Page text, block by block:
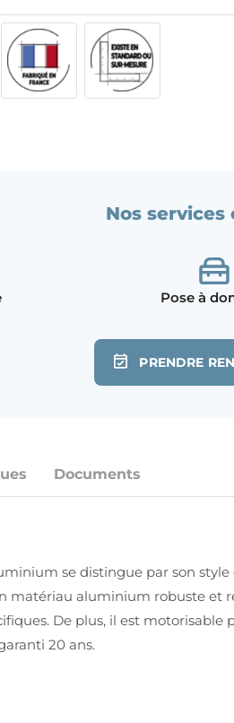
Nos
Pose à
PRENDRE
Documents
se distingue par son
matériau aluminium robuste et
De plus, il est
20 ans.